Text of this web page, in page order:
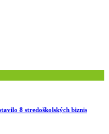
8 stredoškolských biznis